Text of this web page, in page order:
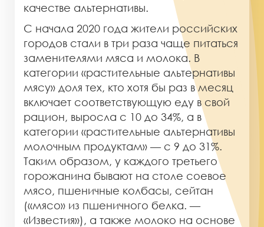
качестве альтернативы.
С начала 2020 года жители российских
городов стали в три раза чаще питаться
заменителями мяса и молока. В
категории «растительные альтернативы
мясу» доля тех, кто хотя бы раз в месяц
включает соответствующую еду в свой
рацион, выросла с 10 до 34%, а в
категории «растительные альтернативы
молочным продуктам» — с 9 до 31%.
Таким образом, у каждого третьего
горожанина бывают на столе соевое
мясо, пшеничные колбасы, сейтан
(«мясо» из пшеничного белка. —
«Известия»), а также молоко на основе